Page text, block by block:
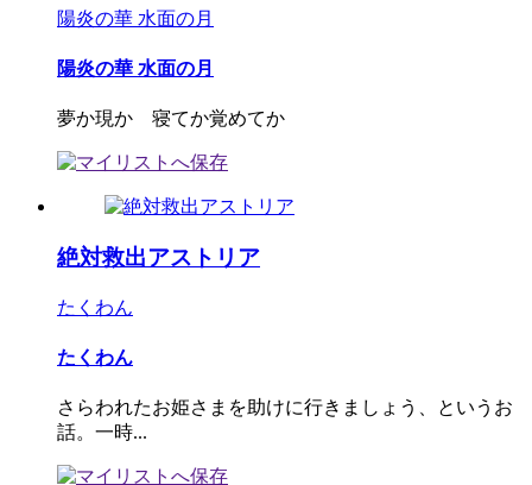
陽炎の華 水面の月
陽炎の華 水面の月
夢か現か 寝てか覚めてか
絶対救出アストリア
たくわん
たくわん
さらわれたお姫さまを助けに行きましょう、というお
話。一時...